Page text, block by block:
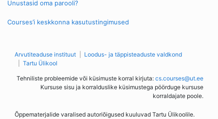
Unustasid oma parooli?
Courses’i keskkonna kasutustingimused
Arvutiteaduse instituut
Loodus- ja täppisteaduste valdkond
Tartu Ülikool
Tehniliste probleemide või küsimuste korral kirjuta: cs.courses@ut.ee
Kursuse sisu ja korralduslike küsimustega pöörduge kursuse
korraldajate poole.
Õppematerjalide varalised autoriõigused kuuluvad Tartu Ülikoolile.